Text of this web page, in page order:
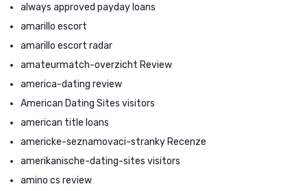
always approved payday loans
amarillo escort
amarillo escort radar
amateurmatch-overzicht Review
america-dating review
American Dating Sites visitors
american title loans
americke-seznamovaci-stranky Recenze
amerikanische-dating-sites visitors
amino cs review